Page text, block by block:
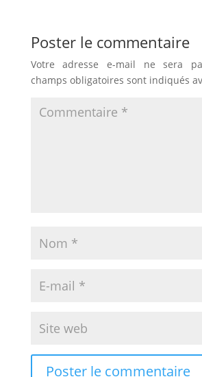
Poster le commentaire
Votre adresse e-mail ne sera
champs obligatoires sont indiqués